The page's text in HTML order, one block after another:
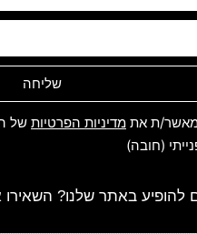
שליחה
מאשר/ת את מדיניות הפרטיות של
(חובה)
להופיע באתר שלנו?